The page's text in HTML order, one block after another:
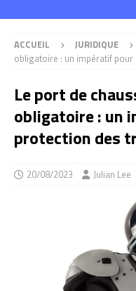
ACCUEIL JURIDIQUE
obligatoire : un impératif
Le port de
obligatoire : un
protection des
20/08/2023 Julian Lee